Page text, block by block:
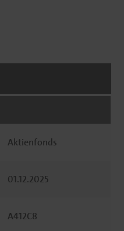
Aktienfonds
01.12.2025
A412C8